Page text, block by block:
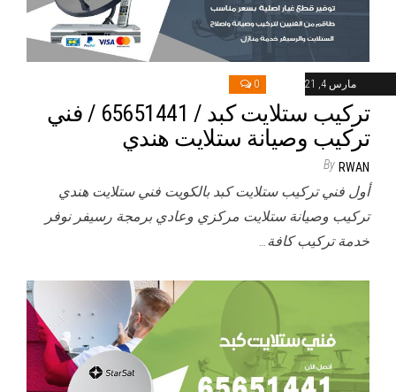
مارس 4, 2021 0
تركيب ستلايت كبد / 65651441 / فني
تركيب وصيانة ستلايت هندي
By RWAN
أول فني تركيب ستلايت كبد بالكويت فني ستلايت هندي
تركيب وصيانة ستلايت مركزي وعادي برمجة رسيفر نوفر
خدمة تركيب كافة…